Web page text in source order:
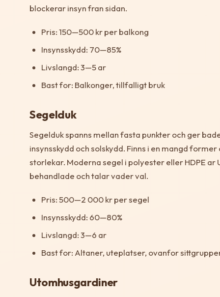
blockerar insyn fran sidan.
Pris: 150—500 kr per balkong
Insynsskydd: 70—85%
Livslangd: 3—5 ar
Bast for: Balkonger, tillfalligt bruk
Segelduk
Segelduk spanns mellan fasta punkter och ger
insynsskydd och solskydd. Finns i en mangd former
storlekar. Moderna segel i polyester eller HDPE ar
behandlade och talar vader val.
Pris: 500—2 000 kr per segel
Insynsskydd: 60—80%
Livslangd: 3—6 ar
Bast for: Altaner, uteplatser, ovanfor
Utomhusgardiner